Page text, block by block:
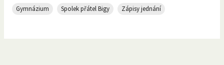
Gymnázium Spolek přátel Bigy Zápisy jednání